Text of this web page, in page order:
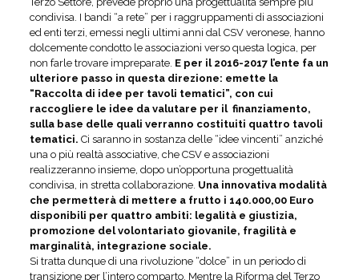
condivisa. I bandi “a rete” per i raggruppamenti di associazioni
ed enti terzi, emessi negli ultimi anni dal CSV veronese, hanno
dolcemente condotto le associazioni verso questa logica, per
non farle trovare impreparate. E per il 2016-2017 l’ente fa un
ulteriore passo in questa direzione: emette la
“Raccolta di idee per tavoli tematici”, con cui
raccogliere le idee da valutare per il finanziamento,
sulla base delle quali verranno costituiti quattro tavoli
tematici. Ci saranno in sostanza delle “idee vincenti” anziché
una o più realtà associative, che CSV e associazioni
realizzeranno insieme, dopo un’opportuna progettualità
condivisa, in stretta collaborazione. Una innovativa modalità
che permetterà di mettere a frutto i 140.000,00 Euro
disponibili per quattro ambiti: legalità e giustizia,
promozione del volontariato giovanile, fragilità e
marginalità, integrazione sociale.
Si tratta dunque di una rivoluzione “dolce” in un periodo di
transizione per l’intero comparto. Mentre la Riforma del Terzo